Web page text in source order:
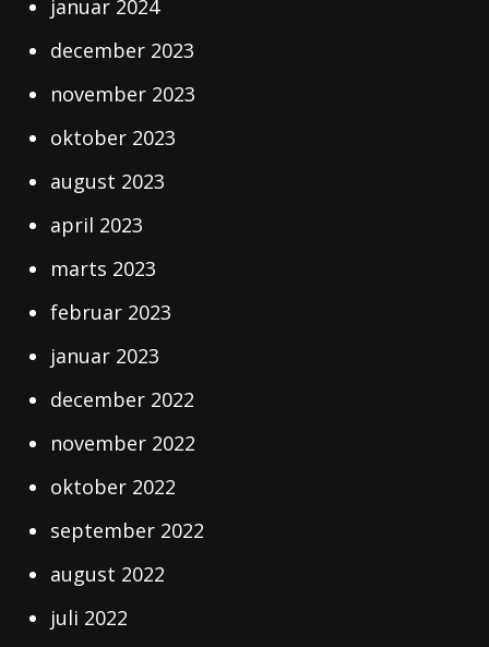
januar 2024
december 2023
november 2023
oktober 2023
august 2023
april 2023
marts 2023
februar 2023
januar 2023
december 2022
november 2022
oktober 2022
september 2022
august 2022
juli 2022